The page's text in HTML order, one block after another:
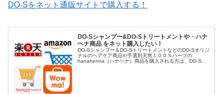
DO-Sをネット通販サイトで購入する！
DO-Sシャンプー&DO-Sトリートメントや・ハナ
ヘナ商品 をネット購入したい！
DO-Sシャンプー＆DO-SトリートメントなどのDO-Sオリジ
ナルのヘアケア商品や手選別天然１００％ハーブの
hanahenna（ハナヘナ）商品を購入される方は、DO-S公